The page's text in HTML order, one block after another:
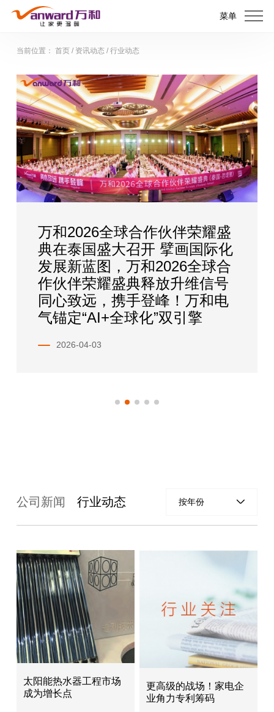
菜单
当前位置： 首页/ 资讯动态 / 行业动态
2026全球合作伙伴荣耀盛
泰国盛大召开 擘画国际化
新蓝图，万和2026全球合
伴荣耀盛典释放升维信号
致远，携手登峰！万和电
定“AI+全球化”双引擎
04-03
万和泰
牌，以
战略升
泰国工
万和全
公司新闻 行业动态 按年份
太阳能热水器工程市场
成为增长点
更高级的战场！家电企
业角力专利筹码